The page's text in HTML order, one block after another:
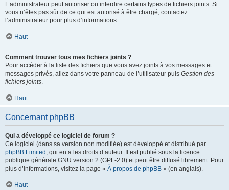
L’administrateur peut autoriser ou interdire certains types de fichiers joints. Si
vous n’êtes pas sûr de ce qui est autorisé à être chargé, contactez
l’administrateur pour plus d’informations.
Haut
Comment trouver tous mes fichiers joints ?
Pour accéder à la liste des fichiers que vous avez joints à vos messages et
messages privés, allez dans votre panneau de l’utilisateur puis Gestion des
fichiers joints.
Haut
Concernant phpBB
Qui a développé ce logiciel de forum ?
Ce logiciel (dans sa version non modifiée) est développé et distribué par
phpBB Limited , qui en a les droits d’auteur. Il est publié sous la licence
publique générale GNU version 2 (GPL-2.0) et peut être diffusé librement. Pour
plus d’informations, visitez la page « À propos de phpBB » (en anglais).
Haut